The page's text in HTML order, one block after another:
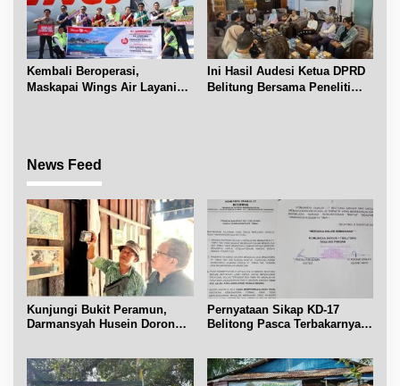
Kembali Beroperasi,
Maskapai Wings Air Layani
Ini Hasil Audesi Ketua DPRD
Belitung Bersama Peneliti
News Feed
Kunjungi Bukit Peramun,
Darmansyah Husein Dorong
Pernyataan Sikap KD-17
Belitong Pasca Terbakarnya